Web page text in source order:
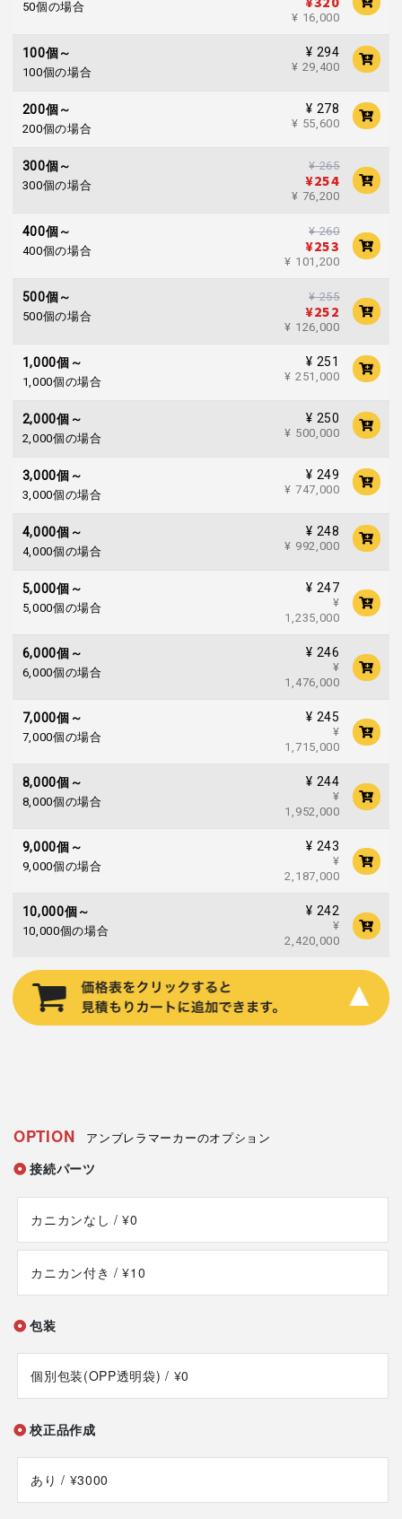
50個の場合
¥ 16,000
100個～
100個の場合
¥ 294
¥ 29,400
200個～
200個の場合
¥ 278
¥ 55,600
300個～
300個の場合
¥ 265
¥254
¥ 76,200
400個～
400個の場合
¥ 260
¥253
¥ 101,200
500個～
500個の場合
¥ 255
¥252
¥ 126,000
1,000個～
1,000個の場合
¥ 251
¥ 251,000
2,000個～
2,000個の場合
¥ 250
¥ 500,000
3,000個～
3,000個の場合
¥ 249
¥ 747,000
4,000個～
4,000個の場合
¥ 248
¥ 992,000
5,000個～
5,000個の場合
¥ 247
¥
1,235,000
6,000個～
6,000個の場合
¥ 246
¥
1,476,000
7,000個～
7,000個の場合
¥ 245
¥
1,715,000
8,000個～
8,000個の場合
¥ 244
¥
1,952,000
9,000個～
9,000個の場合
¥ 243
¥
2,187,000
10,000個～
10,000個の場合
¥ 242
¥
2,420,000
OPTION アンブレラマーカーのオプション
接続パーツ
カニカンなし / ¥0
カニカン付き / ¥10
包装
個別包装(OPP透明袋) / ¥0
校正品作成
あり / ¥3000